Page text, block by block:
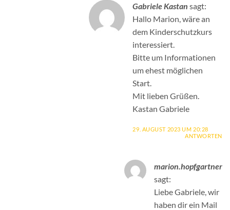
Gabriele Kastan sagt:
Hallo Marion, wäre an
dem Kinderschutzkurs
interessiert.
Bitte um Informationen
um ehest möglichen
Start.
Mit lieben Grüßen.
Kastan Gabriele
29. AUGUST 2023 UM 20:28
ANTWORTEN
marion.hopfgartner
sagt:
Liebe Gabriele, wir
haben dir ein Mail